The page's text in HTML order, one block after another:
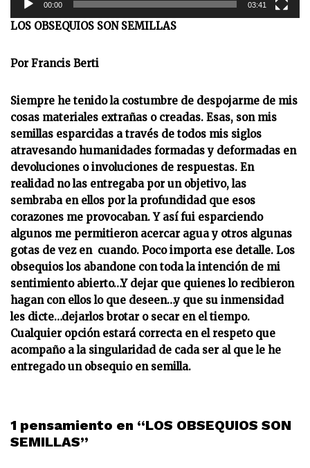
r
e
i
d
e
o
00:00 03:41
LOS OBSEQUIOS SON SEMILLAS
Por Francis Berti
Siempre he tenido la costumbre de despojarme de mis
cosas materiales extrañas o creadas. Esas, son mis
semillas esparcidas a través de todos mis siglos
atravesando humanidades formadas y deformadas en
devoluciones o involuciones de respuestas. En
realidad no las entregaba por un objetivo, las
sembraba en ellos por la profundidad que esos
corazones me provocaban. Y así fui esparciendo
algunos me permitieron acercar agua y otros algunas
gotas de vez en cuando. Poco importa ese detalle. Los
obsequios los abandone con toda la intención de mi
sentimiento abierto…Y dejar que quienes lo recibieron
hagan con ellos lo que deseen…y que su inmensidad
les dicte…dejarlos brotar o secar en el tiempo.
Cualquier opción estará correcta en el respeto que
acompaño a la singularidad de cada ser al que le he
entregado un obsequio en semilla.
1 pensamiento en “LOS OBSEQUIOS SON
SEMILLAS”